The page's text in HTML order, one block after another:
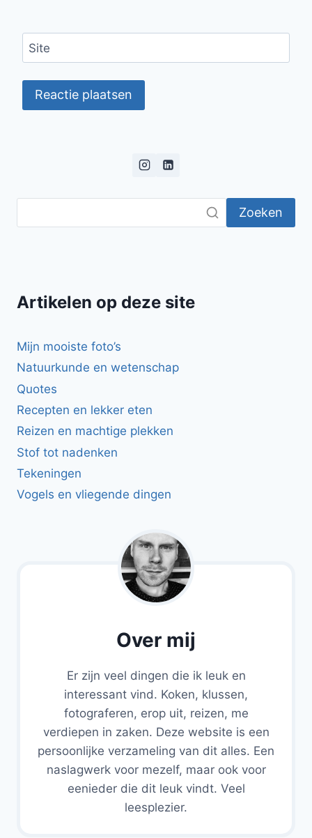
Site
Zoeken
Artikelen op deze site
Mijn mooiste foto’s
Natuurkunde en wetenschap
Quotes
Recepten en lekker eten
Reizen en machtige plekken
Stof tot nadenken
Tekeningen
Vogels en vliegende dingen
Over mij
Er zijn veel dingen die ik leuk en
interessant vind. Koken, klussen,
fotograferen, erop uit, reizen, me
verdiepen in zaken. Deze website is een
persoonlijke verzameling van dit alles. Een
naslagwerk voor mezelf, maar ook voor
eenieder die dit leuk vindt. Veel
leesplezier.